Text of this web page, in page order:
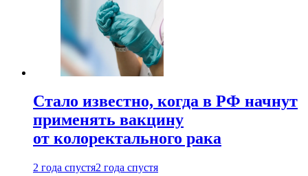
Стало известно, когда в РФ начнут
применять вакцину
от колоректального рака
2 года спустя2 года спустя